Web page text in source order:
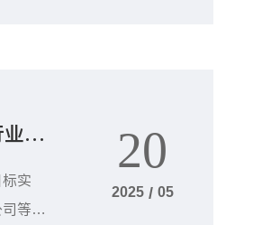
蓝
实
等多
20
2025 / 05